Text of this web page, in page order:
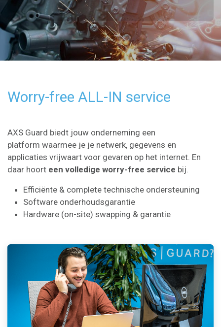
Worry-free ALL-IN service
AXS Guard biedt jouw onderneming een
platform waarmee je je netwerk, gegevens en
applicaties vrijwaart voor gevaren op het internet. En
daar hoort een volledige worry-free service bij.
Efficiënte & complete technische ondersteuning
Software onderhoudsgarantie
Hardware (on-site) swapping & garantie